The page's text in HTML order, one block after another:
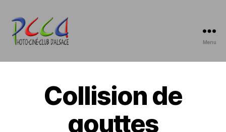
Ciné-
Menu
Collision de
gouttes